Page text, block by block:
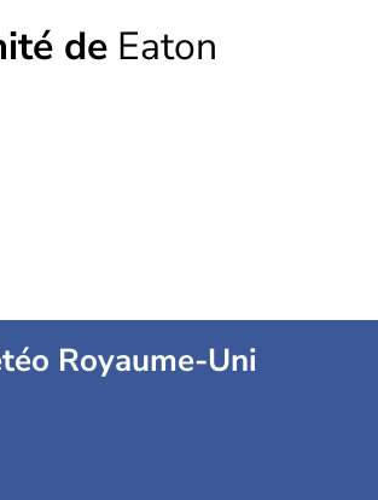
de Eaton
Royaume-Uni